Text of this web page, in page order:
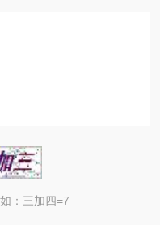
：三加四=7